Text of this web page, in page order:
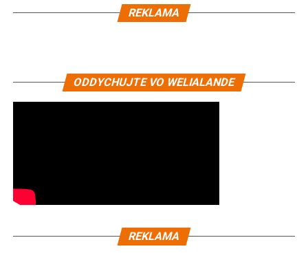
REKLAMA
ODDYCHUJTE VO WELIALANDE
REKLAMA